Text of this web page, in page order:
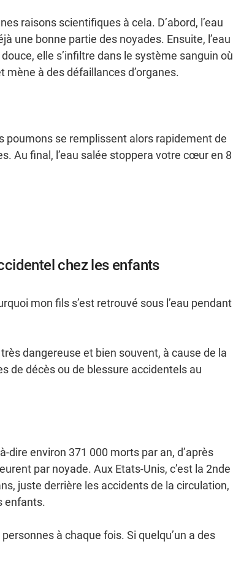
raisons scientifiques à cela. D’abord, l’eau
une bonne partie des noyades. Ensuite, l’eau
elle s’infiltre dans le système sanguin où
à des défaillances d’organes.
poumons se remplissent alors rapidement de
Au final, l’eau salée stoppera votre cœur en 8
chez les enfants
mon fils s’est retrouvé sous l’eau pendant
dangereuse et bien souvent, à cause de la
de décès ou de blessure accidentels au
dire environ 371 000 morts par an, d’après
par noyade. Aux Etats-Unis, c’est la 2nde
juste derrière les accidents de la circulation,
enfants.
à chaque fois. Si quelqu’un a des